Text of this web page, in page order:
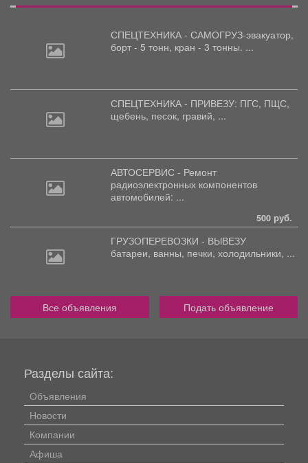
СПЕЦТЕХНИКА - САМОГРУЗ-эвакуатор,
борт - 5 тонн, кран - 3 тонны. ...
СПЕЦТЕХНИКА - ПРИВЕЗУ: ПГС, ПЩС,
щебень, песок, гравий, ...
АВТОСЕРВИС - Ремонт
радиоэлектронных компонентов
автомобилей: ...
500 руб.
ГРУЗОПЕРЕВОЗКИ - ВЫВЕЗУ
батареи, ванны, печки, холодильники, ...
Все объявления Подать объявление
Разделы сайта:
Объявления
Новости
Компании
Афиша